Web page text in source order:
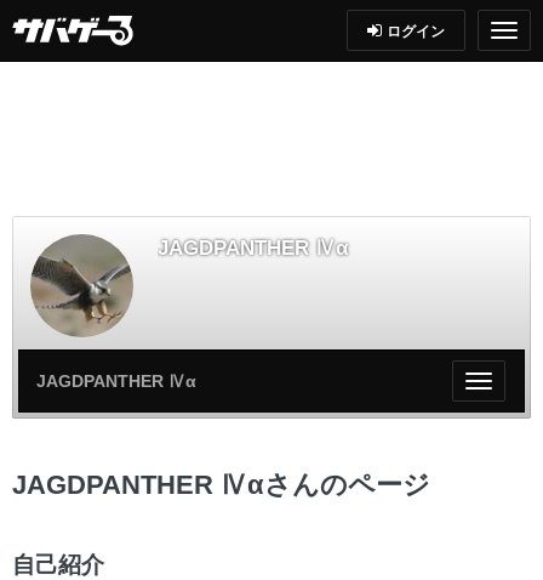
ログイン
JAGDPANTHER Ⅳα
My
ペ
JAGDPANTHER Ⅳα
JAGDPANTHER Ⅳαさんのページ
自己紹介